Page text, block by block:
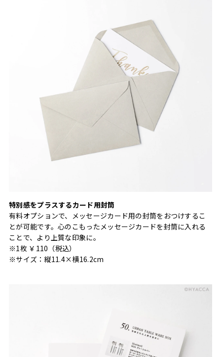
特別感をプラスするカード用封筒
有料オプションで、メッセージカード用の封筒をおつけするこ
とが可能です。心のこもったメッセージカードを封筒に入れる
ことで、より上質な印象に。
※1枚 ￥110（税込）
※サイズ：縦11.4×横16.2cm